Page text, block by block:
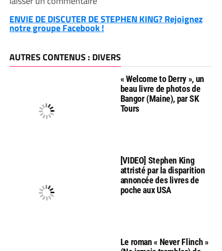
ENVIE DE DISCUTER DE STEPHEN KING? Rejoignez
notre groupe Facebook !
AUTRES CONTENUS : DIVERS
« Welcome to Derry », un
beau livre de photos de
Bangor (Maine), par SK
Tours
[VIDEO] Stephen King
attristé par la disparition
annoncée des livres de
poche aux USA
Le roman « Never Flinch »